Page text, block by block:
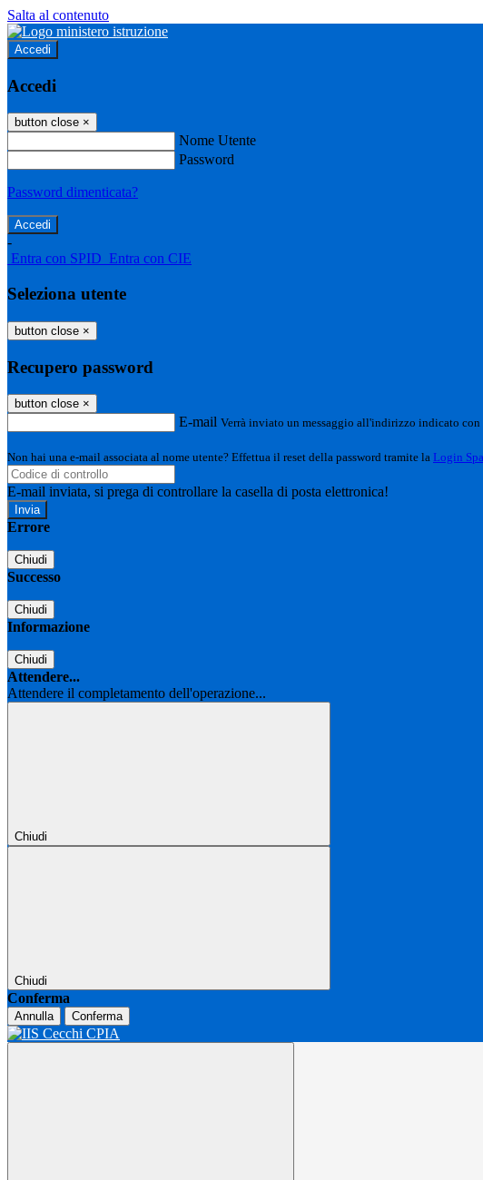
Salta al contenuto
Accedi
Accedi
button close ×
Nome Utente
Password
Password dimenticata?
-
Entra con SPID Entra con CIE
Seleziona utente
button close ×
Recupero password
button close ×
E-mail Verrà inviato un messaggio all'indirizzo indicato con
Non hai una e-mail associata al nome utente? Effettua il reset della password tramite la Login
E-mail inviata, si prega di controllare la casella di posta elettronica!
Errore
Chiudi
Successo
Chiudi
Informazione
Chiudi
Attendere...
Attendere il completamento dell'operazione...
Chiudi
Chiudi
Conferma
Annulla Conferma